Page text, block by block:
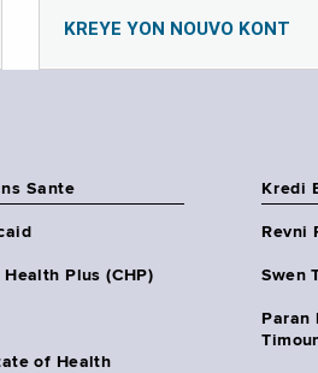
KREYE YON NOUVO KONT
Sante
Health Plus (CHP)
of Health
Kredi
Revni
Swen
Paran